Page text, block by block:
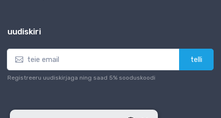
uudiskiri
telli
Registreeru uudiskirjaga ning saad 5% sooduskoodi